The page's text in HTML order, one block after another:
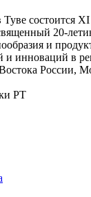
Туве состоится
20-
и
и инноваций в
России,
РТ